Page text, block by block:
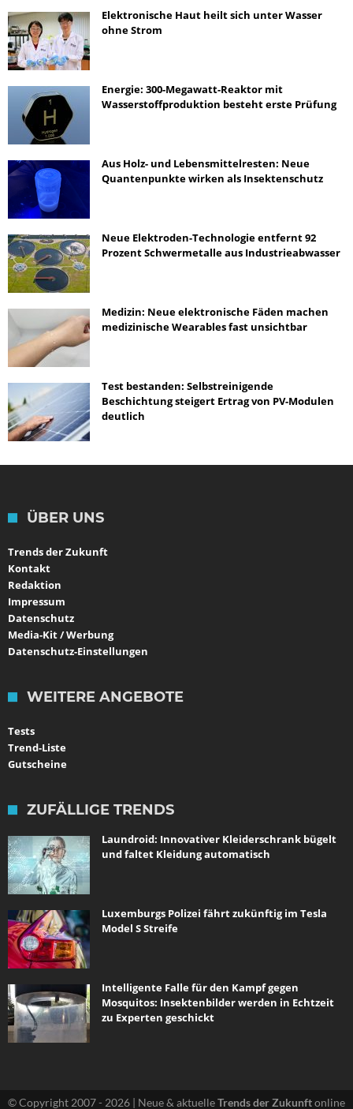
Elektronische Haut heilt sich unter Wasser
ohne Strom
Energie: 300-Megawatt-Reaktor mit
Wasserstoffproduktion besteht erste Prüfung
Aus Holz- und Lebensmittelresten: Neue
Quantenpunkte wirken als Insektenschutz
Neue Elektroden-Technologie entfernt 92
Prozent Schwermetalle aus Industrieabwasser
Medizin: Neue elektronische Fäden machen
medizinische Wearables fast unsichtbar
Test bestanden: Selbstreinigende
Beschichtung steigert Ertrag von PV-Modulen
deutlich
ÜBER UNS
Trends der Zukunft
Kontakt
Redaktion
Impressum
Datenschutz
Media-Kit / Werbung
Datenschutz-Einstellungen
WEITERE ANGEBOTE
Tests
Trend-Liste
Gutscheine
ZUFÄLLIGE TRENDS
Laundroid: Innovativer Kleiderschrank bügelt
und faltet Kleidung automatisch
Luxemburgs Polizei fährt zukünftig im Tesla
Model S Streife
Intelligente Falle für den Kampf gegen
Mosquitos: Insektenbilder werden in Echtzeit
zu Experten geschickt
© Copyright 2007 - 2026 | Neue & aktuelleTrends der Zukunftonline